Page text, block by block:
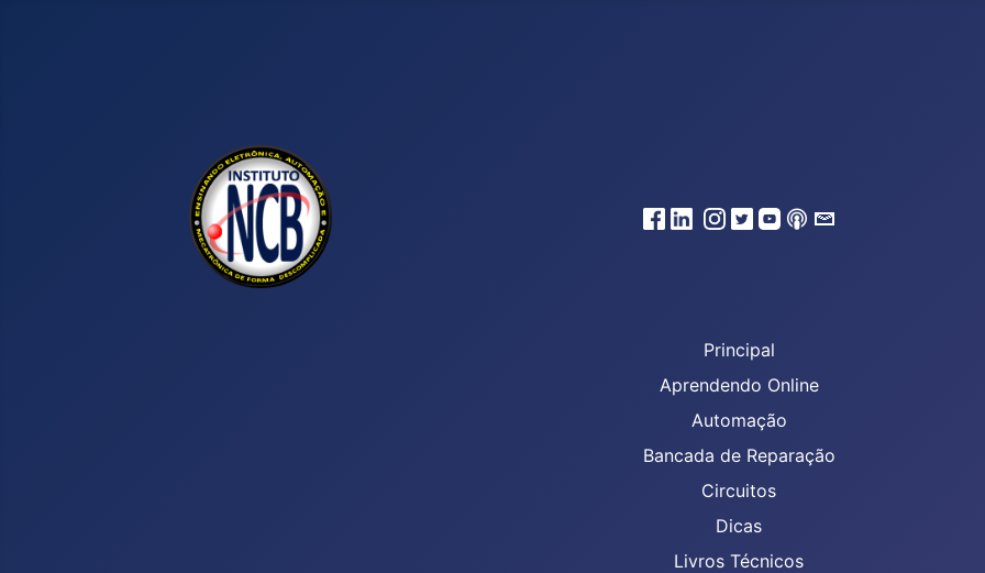
Principal
Aprendendo Online
Automação
Bancada de Reparação
Circuitos
Dicas
Livros Técnicos